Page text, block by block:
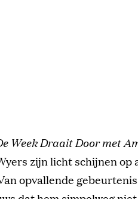
Week Draait Door met
zijn licht schijnen op
opvallende